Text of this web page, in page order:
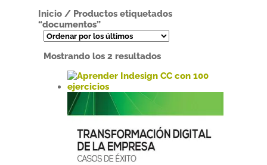
Inicio / Productos etiquetados
“documentos”
Mostrando los 2 resultadosOrdenado
los
Este
producto
tiene
múltiples
variantes.
Las
opciones